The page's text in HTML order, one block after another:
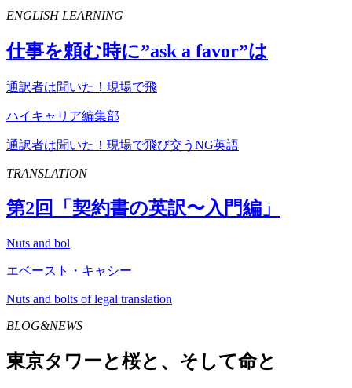
ENGLISH LEARNING
仕事を頼む時に”ask a favor”は
通訳者は聞いた！現場で飛
ハイキャリア編集部
通訳者は聞いた！現場で飛び交うNG英語
TRANSLATION
第2回「契約書の英訳〜入門編」
Nuts and bol
エベースト・キャシー
Nuts and bolts of legal translation
BLOG&NEWS
東京タワーと桜と、そして命と